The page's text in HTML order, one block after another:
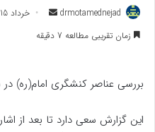
drmotamednejad
ارسال
به
خرداد 15, 1402
زمان تقریبی مطالعه 7 دقیقه
بررسی عناصر کنشگری امام(ره) در
این گزارش سعی دارد تا بعد از